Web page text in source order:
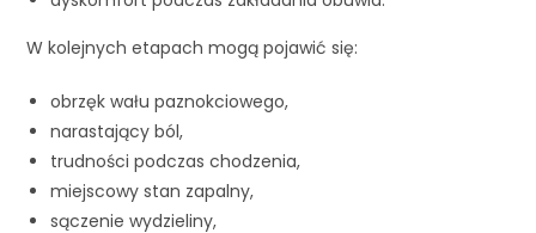
W kolejnych etapach mogą pojawić się:
obrzęk wału paznokciowego,
narastający ból,
trudności podczas chodzenia,
miejscowy stan zapalny,
sączenie wydzieliny,